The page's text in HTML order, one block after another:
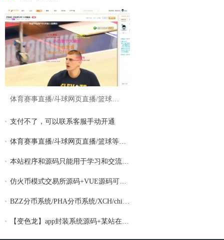
支付不了，可以联系客服手动开通